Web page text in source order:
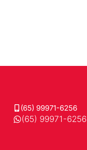
(65) 99971-6256
(65) 99971-6256